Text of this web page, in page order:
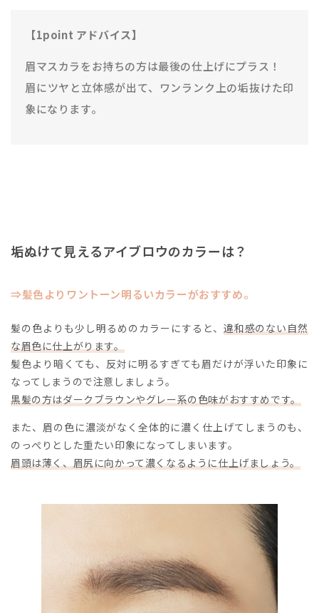
【1point アドバイス】
眉マスカラをお持ちの方は最後の仕上げにプラス！
眉にツヤと立体感が出て、ワンランク上の垢抜けた印
象になります。
垢ぬけて見えるアイブロウのカラーは？
⇒髪色よりワントーン明るいカラーがおすすめ。
髪の色よりも少し明るめのカラーにすると、 違和感のない自然
な眉色に仕上がります。
髪色より暗くても、反対に明るすぎても眉だけが浮いた印象に
なってしまうので注意しましょう。
黒髪の方はダークブラウンやグレー系の色味がおすすめです。
また、眉の色に濃淡がなく全体的に濃く仕上げてしまうのも、
のっぺりとした重たい印象になってしまいます。
眉頭は薄く、眉尻に向かって濃くなるように仕上げましょう。